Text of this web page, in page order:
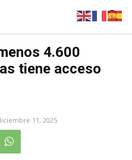
4.600
tiene acceso
11, 2025